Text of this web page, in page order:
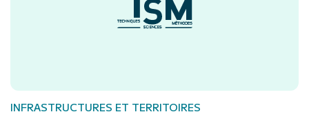
INFRASTRUCTURES ET TERRITOIRES